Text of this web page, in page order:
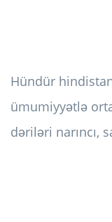
Hündür
ümumiyyətlə
dəriləri narıncı,